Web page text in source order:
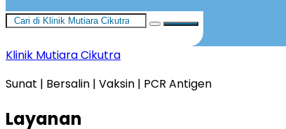
Klinik Mutiara Cikutra
Sunat | Bersalin | Vaksin | PCR Antigen
Layanan